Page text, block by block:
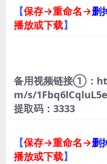
【保存→重命名→删
播放或下载】
备用视频链接①：
m/s/
提取码：3333
【保存→重命名→删
播放或下载】